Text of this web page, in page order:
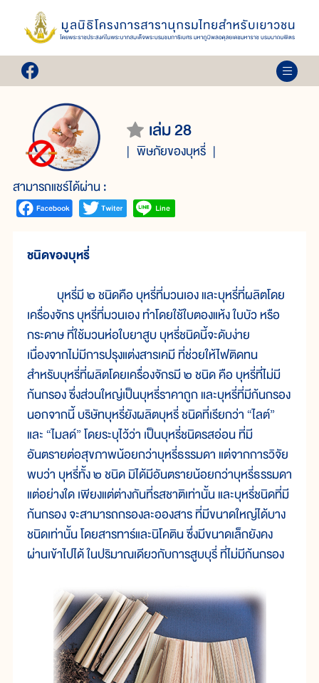
เล่ม 28
พิษภัยของบุหรี่
สามารถแชร์ได้ผ่าน :
ชนิดของบุหรี่
บุหรี่มี ๒ ชนิดคือ บุหรี่ที่มวนเอง และบุหรี่ที่ผลิตโดย
เครื่องจักร บุหรี่ที่มวนเอง ทำโดยใช้ใบตองแห้ง ใบบัว หรือ
กระดาษ ที่ใช้มวนห่อใบยาสูบ บุหรี่ชนิดนี้จะดับง่าย
เนื่องจากไม่มีการปรุงแต่งสารเคมี ที่ช่วยให้ไฟติดทน
สำหรับบุหรี่ที่ผลิตโดยเครื่องจักรมี ๒ ชนิด คือ บุหรี่ที่ไม่มี
ก้นกรอง ซึ่งส่วนใหญ่เป็นบุหรี่ราคาถูก และบุหรี่ที่มีก้นกรอง
นอกจากนี้ บริษัทบุหรี่ยังผลิตบุหรี่ ชนิดที่เรียกว่า “ไลต์”
และ “ไมลด์” โดยระบุไว้ว่า เป็นบุหรี่ชนิดรสอ่อน ที่มี
อันตรายต่อสุขภาพน้อยกว่าบุหรี่ธรรมดา แต่จากการวิจัย
พบว่า บุหรี่ทั้ง ๒ ชนิด มิได้มีอันตรายน้อยกว่าบุหรี่ธรรมดา
แต่อย่างใด เพียงแต่ต่างกันที่รสชาติเท่านั้น และบุหรี่ชนิดที่มี
ก้นกรอง จะสามารถกรองละอองสาร ที่มีขนาดใหญ่ได้บาง
ชนิดเท่านั้น โดยสารทาร์และนิโคติน ซึ่งมีขนาดเล็กยังคง
ผ่านเข้าไปได้ ในปริมาณเดียวกับการสูบบุรี่ ที่ไม่มีก้นกรอง